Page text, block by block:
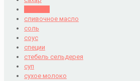
сливочное масло
соль
соус
специи
стебель сельдерея
суп
сухое молоко